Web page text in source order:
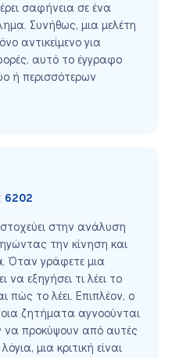
σαφήνεια σε ένα
Συνήθως, μια μελέτη
αντικείμενο για
αυτό το έγγραφο
ή περισσότερων
6202
στοχεύει στην ανάλυση
την κίνηση και
Όταν γράφετε μια
να εξηγήσει τι λέει το
πώς το λέει. Επιπλέον, ο
ζητήματα αγνοούνται
να προκύψουν από αυτές
μια κριτική είναι